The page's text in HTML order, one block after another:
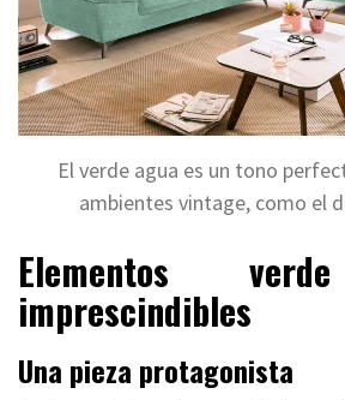
El verde agua es un tono
ambientes vintage, como el
Elementos
imprescindibles
Una pieza protagonista